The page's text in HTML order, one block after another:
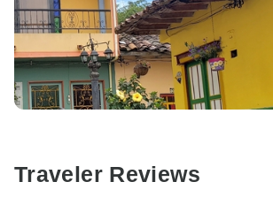
Traveler Reviews